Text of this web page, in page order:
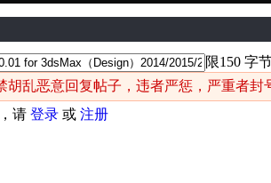
限150 字
胡乱恶意回复帖子，违者严惩，严重者封
请 登录 或 注册